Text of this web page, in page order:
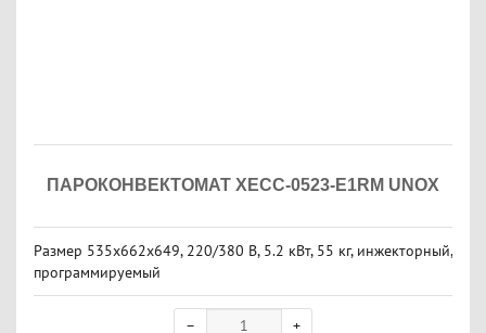
ПАРОКОНВЕКТОМАТ XECC-0523-E1RM UNOX
Размер 535х662х649, 220/380 В, 5.2 кВт, 55 кг, инжекторный,
программируемый